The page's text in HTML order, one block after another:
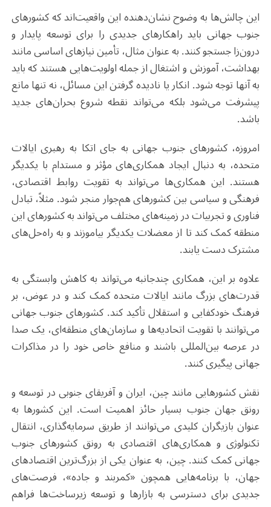
این چالش‌ها به وضوح نشان‌دهنده این واقعیت‌اند که کشورهای
جنوب جهانی باید راهکارهای جدیدی را برای توسعه پایدار و
درون‌زا جستجو کنند. به عنوان مثال، تأمین نیازهای اساسی مانند
بهداشت، آموزش و اشتغال از جمله اولویت‌هایی هستند که باید
به آنها توجه شود. انکار یا نادیده گرفتن این مسائل، نه تنها مانع
پیشرفت می‌شود بلکه می‌تواند نقطه شروع بحران‌های جدید
باشد.
امروزه، کشورهای جنوب جهانی به جای اتکا به رهبری ایالات
متحده، به دنبال ایجاد همکاری‌های مؤثر و مستدام با یکدیگر
هستند. این همکاری‌ها می‌تواند به تقویت روابط اقتصادی،
فرهنگی و سیاسی بین کشورهای هم‌جوار منجر شود. مثلاً، تبادل
فناوری و تجربیات در زمینه‌های مختلف می‌تواند به کشورهای این
منطقه کمک کند تا از معضلات یکدیگر بیاموزند و به راه‌حل‌های
مشترک دست یابند.
علاوه بر این، همکاری چندجانبه می‌تواند به کاهش وابستگی به
قدرت‌های بزرگ مانند ایالات متحده کمک کند و در عوض، بر
فرهنگ خودکفایی و استقلال تأکید کند. کشورهای جنوب جهانی
می‌توانند با تقویت اتحادیه‌ها و سازمان‌های منطقه‌ای، یک صدا
در عرصه بین‌المللی باشند و منافع خاص خود را در مذاکرات
جهانی پیگیری کنند.
نقش کشورهایی مانند چین، ایران و آفریقای جنوبی در توسعه و
رونق جهان جنوب بسیار حائز اهمیت است. این کشورها به
عنوان بازیگران کلیدی می‌توانند از طریق سرمایه‌گذاری، انتقال
تکنولوژی و همکاری‌های اقتصادی به رونق کشورهای جنوب
جهانی کمک کنند. چین، به عنوان یکی از بزرگ‌ترین اقتصادهای
جهان، با برنامه‌هایی همچون «کمربند و جاده»، فرصت‌های
جدیدی برای دسترسی به بازارها و توسعه زیرساخت‌ها فراهم